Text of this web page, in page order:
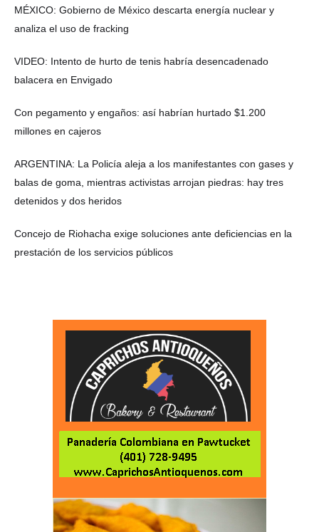
MÉXICO: Gobierno de México descarta energía nuclear y
analiza el uso de fracking
VIDEO: Intento de hurto de tenis habría desencadenado
balacera en Envigado
Con pegamento y engaños: así habrían hurtado $1.200
millones en cajeros
ARGENTINA: La Policía aleja a los manifestantes con gases y
balas de goma, mientras activistas arrojan piedras: hay tres
detenidos y dos heridos
Concejo de Riohacha exige soluciones ante deficiencias en la
prestación de los servicios públicos